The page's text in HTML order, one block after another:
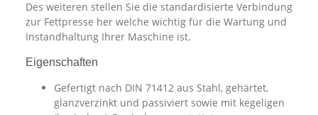
Des weiteren stellen Sie die standardisierte Verbindung
zur Fettpresse her welche wichtig für die Wartung und
Instandhaltung Ihrer Maschine ist.
Eigenschaften
Gefertigt nach DIN 71412 aus Stahl, gehärtet,
glanzverzinkt und passiviert sowie mit kegeligen